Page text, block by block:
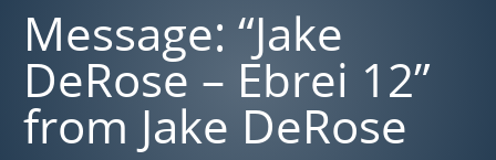
Message: “Jake
DeRose – Ebrei 12”
from Jake DeRose